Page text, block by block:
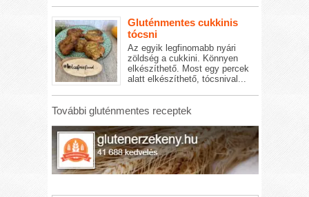
Gluténmentes cukkinis
tócsni
Az egyik legfinomabb nyári
zöldség a cukkini. Könnyen
elkészíthető. Most egy percek
alatt elkészíthető, tócsnival...
További gluténmentes receptek